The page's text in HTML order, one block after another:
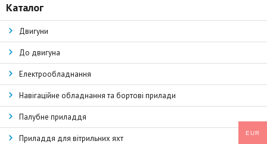
Каталог
Двигуни
До двигуна
Електрообладнання
Навігаційне обладнання та бортові прилади
Палубне приладдя
Приладдя для вітрильних яхт
EUR